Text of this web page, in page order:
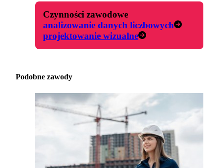
Czynności zawodowe
analizowanie danych liczbowych
projektowanie wizualne
Podobne zawody